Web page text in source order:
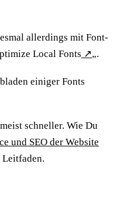
allerdings mit Font-
Local Fonts ↗„.
einiger Fonts
schneller. Wie Du
und SEO der Website
Leitfaden.